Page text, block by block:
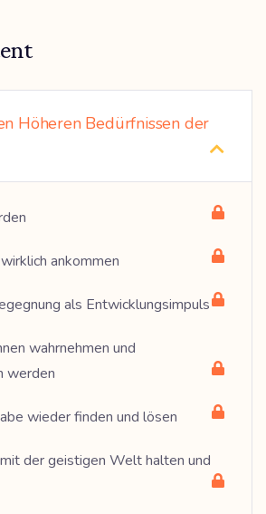
Höheren Bedürfnissen der
ankommen
als Entwicklungsimpuls
wahrnehmen und
werden
wieder finden und lösen
der geistigen Welt halten und